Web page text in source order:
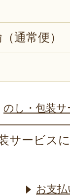
通常便）
のし・包装
サービス
お支